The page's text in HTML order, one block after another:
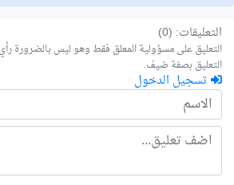
التعليقات: (0)
التعليق على مسؤولية المعلق فقط وهو ليس بالضرورة
التعليق بصفة ضيف.
تسجيل الدخول